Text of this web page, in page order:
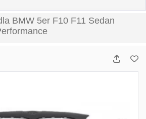
BMW 5er F10 F11 Sedan